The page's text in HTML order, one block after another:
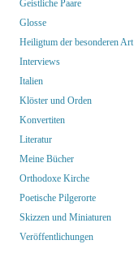
Geistliche Paare
Glosse
Heiligtum der besonderen Art
Interviews
Italien
Klöster und Orden
Konvertiten
Literatur
Meine Bücher
Orthodoxe Kirche
Poetische Pilgerorte
Skizzen und Miniaturen
Veröffentlichungen